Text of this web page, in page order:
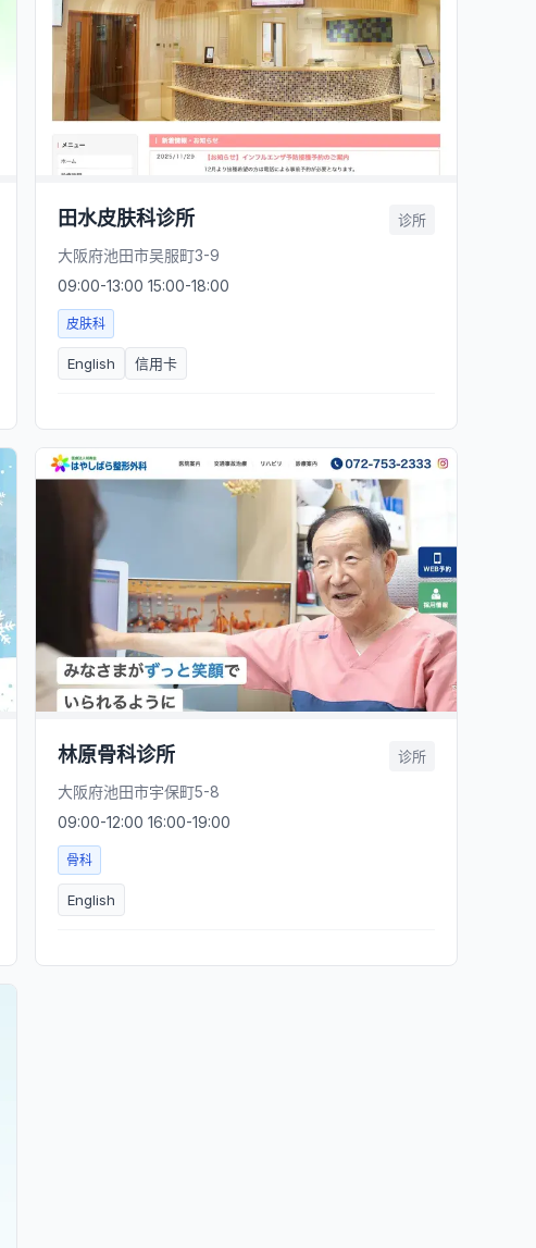
田水皮肤科诊所 诊所
大阪府池田市吴服町3-9
09:00-13:00 15:00-18:00
皮肤科
English 信用卡
林原骨科诊所 诊所
大阪府池田市宇保町5-8
09:00-12:00 16:00-19:00
骨科
English